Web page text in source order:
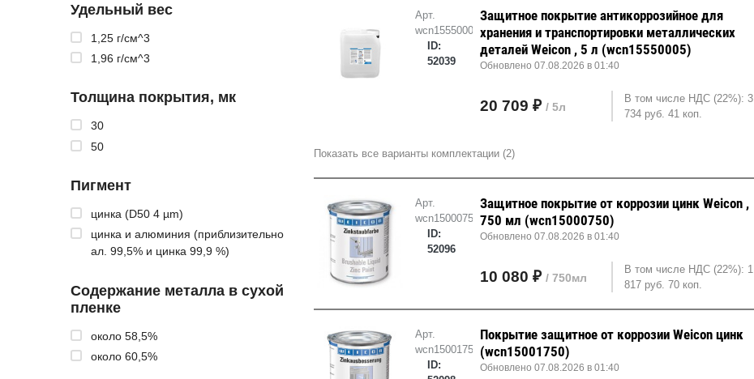
Удельный вес
1,25 г/см^3
1,96 г/см^3
Толщина покрытия, мк
30
50
Пигмент
цинка (D50 4 µm)
цинка и алюминия (приблизительно
ал. 99,5% и цинка 99,9 %)
Содержание металла в сухой
пленке
около 58,5%
около 60,5%
Арт.
wcn15550005
ID:
52039
Защитное покрытие антикоррозийное для
хранения и транспортировки металлических
деталей Weicon , 5 л (wcn15550005)
Обновлено 07.08.2026 в 01:40
20 709 ₽/ 5л
В том числе НДС (22%): 3
734 руб. 41 коп.
Показать все варианты комплектации (2)
Арт.
wcn15000750
ID:
52096
Защитное покрытие от коррозии цинк Weicon ,
750 мл (wcn15000750)
Обновлено 07.08.2026 в 01:40
10 080 ₽/ 750мл
В том числе НДС (22%): 1
817 руб. 70 коп.
Арт.
wcn15001750
ID:
Покрытие защитное от коррозии Weicon цинк
(wcn15001750)
Обновлено 07.08.2026 в 01:40